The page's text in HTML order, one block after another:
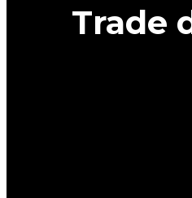
Trade